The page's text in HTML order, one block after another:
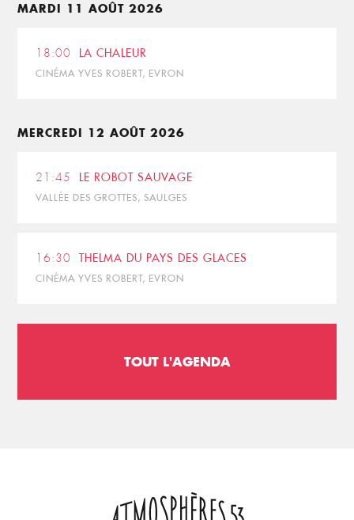
MARDI 11 AOÛT 2026
18:00 LA CHALEUR
CINÉMA YVES ROBERT, EVRON
MERCREDI 12 AOÛT 2026
21:45 LE ROBOT SAUVAGE
VALLÉE DES GROTTES, SAULGES
16:30 THELMA DU PAYS DES GLACES
CINÉMA YVES ROBERT, EVRON
TOUT L'AGENDA